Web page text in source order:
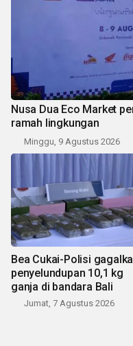
Nusa Dua Eco Market
ramah lingkungan
Minggu, 9 Agustus 2026
Bea Cukai-Polisi
penyelundupan 10,1 kg
ganja di bandara Bali
Jumat, 7 Agustus 2026